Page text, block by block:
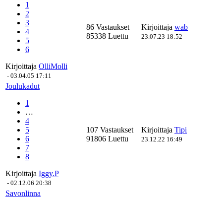
1
2
3
4
5
6
Kirjoittaja OlliMolli
- 03.04.05 17:11
86 Vastaukset
85338 Luettu
Kirjoittaja wab
23.07.23 18:52
Joulukadut
1
…
4
5
6
7
8
Kirjoittaja Iggy.P
- 02.12.06 20:38
107 Vastaukset
91806 Luettu
Kirjoittaja Tipi
23.12.22 16:49
Savonlinna